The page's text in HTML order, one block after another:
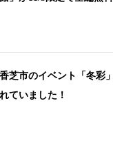
香芝市のイベント「冬彩
れていました！